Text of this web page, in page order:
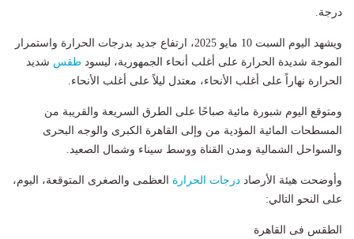
درجة.
ويشهد اليوم السبت 10 مايو 2025، ارتفاع جديد بدرجات الحرارة واستمرار
الموجة شديدة الحرارة على أغلب أنحاء الجمهورية، ليسود طقس شديد
الحرارة نهاراً على أغلب الأنحاء، معتدل ليلاً على أغلب الأنحاء.
ومتوقع اليوم شبورة مائية صباحًا على الطرق السريعة والقريبة من
المسطحات المائية المؤدية من وإلى القاهرة الكبرى والوجه البحرى
والسواحل الشمالية ومدن القناة ووسط سيناء وشمال الصعيد.
وأوضحت هيئة الأرصاد درجات الحرارة العظمى والصغرى المتوقعة، اليوم،
على النحو التالي:
الطقس فى القاهرة